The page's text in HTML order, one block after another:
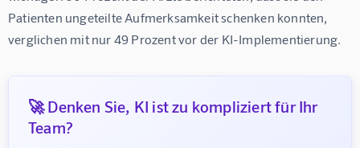
Patienten ungeteilte Aufmerksamkeit schenken konnten
verglichen mit nur 49 Prozent vor der KI-Implementierung
🚀 Denken Sie, KI ist zu kompliziert für Ihr
Team?